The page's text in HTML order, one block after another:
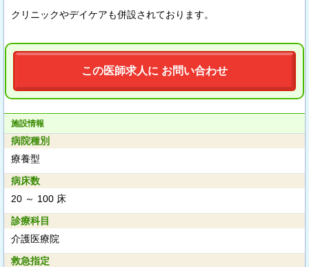
クリニックやデイケアも併設されております。
この医師求人に お問い合わせ
施設情報
病院種別
療養型
病床数
20 ～ 100 床
診療科目
介護医療院
救急指定